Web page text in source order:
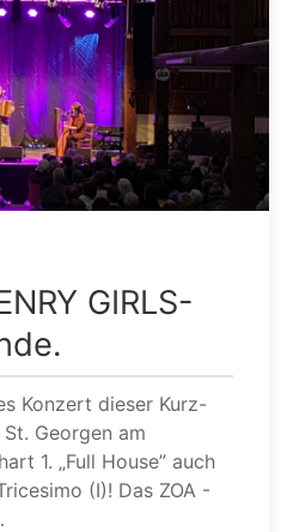
GIRLS-
Konzert dieser Kurz-
Georgen am
1. „Full House” auch
(I)! Das ZOA -